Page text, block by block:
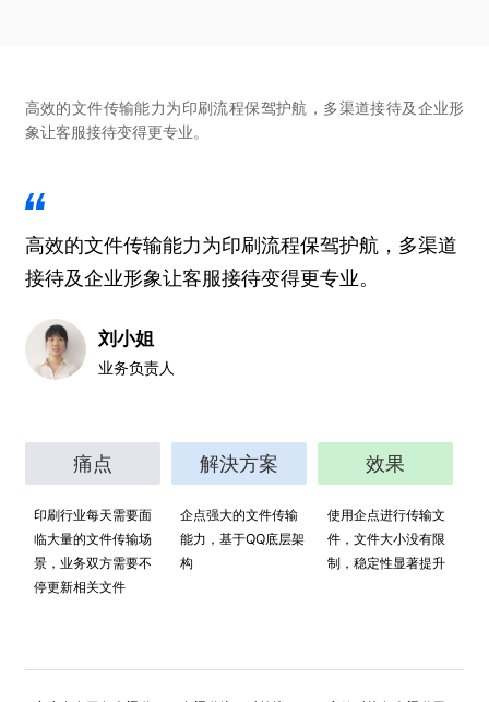
高效的文件传输能力为印刷流程保驾护航，多渠道接待及企业形
象让客服接待变得更专业。
高效的文件传输能力为印刷流程保驾护航，多渠道
接待及企业形象让客服接待变得更专业。
刘小姐
业务负责人
痛点
印刷行业每天需要面
临大量的文件传输场
景，业务双方需要不
停更新相关文件
解決方案
企点强大的文件传输
能力，基于QQ底层架
构
效果
使用企点进行传输文
件，文件大小没有限
制，稳定性显著提升